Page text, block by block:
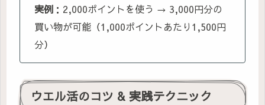
実例 ：2,000ポイントを使う → 3,000円分の
買い物が可能（1,000ポイントあたり1,500円
分）
ウエル活のコツ & 実践テクニック